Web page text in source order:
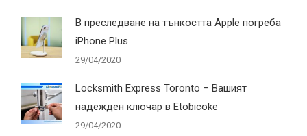
В преследване на тънкостта Apple погреба
iPhone Plus
29/04/2020
Locksmith Express Toronto – Вашият
надежден ключар в Etobicoke
29/04/2020